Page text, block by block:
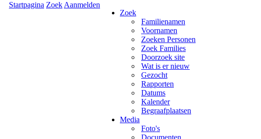
Startpagina Zoek Aanmelden
Zoek
Familienamen
Voornamen
Zoeken Personen
Zoek Families
Doorzoek site
Wat is er nieuw
Gezocht
Rapporten
Datums
Kalender
Begraafplaatsen
Media
Foto's
Documenten